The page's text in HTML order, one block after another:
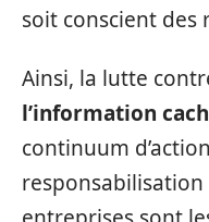
soit conscient des
Ainsi, la lutte
l’information
continuum